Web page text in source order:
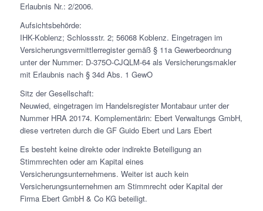
Erlaubnis Nr.: 2/2006.
Aufsichtsbehörde:
IHK-Koblenz; Schlossstr. 2; 56068 Koblenz. Eingetragen im
Versicherungsvermittlerregister gemäß § 11a Gewerbeordnung
unter der Nummer: D-375O-CJQLM-64 als Versicherungsmakler
mit Erlaubnis nach § 34d Abs. 1 GewO
Sitz der Gesellschaft:
Neuwied, eingetragen im Handelsregister Montabaur unter der
Nummer HRA 20174. Komplementärin: Ebert Verwaltungs GmbH,
diese vertreten durch die GF Guido Ebert und Lars Ebert
Es besteht keine direkte oder indirekte Beteiligung an
Stimmrechten oder am Kapital eines
Versicherungsunternehmens. Weiter ist auch kein
Versicherungsunternehmen am Stimmrecht oder Kapital der
Firma Ebert GmbH & Co KG beteiligt.